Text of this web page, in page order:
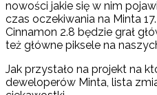
nowości jakie się w nim
czas oczekiwania na Minta
Cinnamon 2.8 będzie grał
też główne piksele na
Jak przystało na projekt na
deweloperów Minta, lista